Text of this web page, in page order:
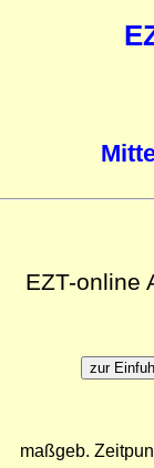
EZT-online
maßgeb.